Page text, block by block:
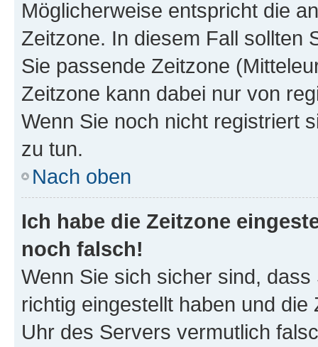
Möglicherweise entspricht die
Zeitzone. In diesem Fall sollten
Sie passende Zeitzone
Zeitzone kann dabei nur von
Wenn Sie noch nicht registriert
zu tun.
Nach oben
Ich habe die Zeitzone
noch falsch!
Wenn Sie sich sicher sind,
richtig eingestellt haben und
Uhr des Servers vermutlich